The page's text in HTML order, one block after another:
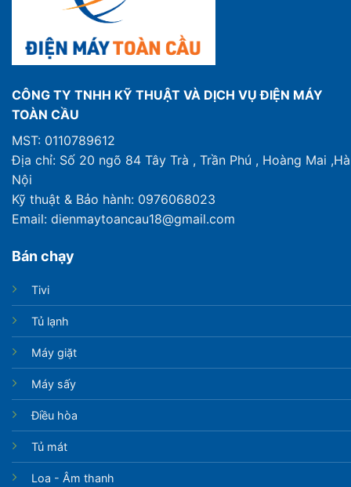
CÔNG TY TNHH KỸ THUẬT VÀ DỊCH VỤ ĐIỆN MÁY
TOÀN CẦU
MST: 0110789612
Địa chỉ: Số 20 ngõ 84 Tây Trà , Trần Phú , Hoàng Mai ,Hà
Nội
Kỹ thuật & Bảo hành: 0976068023
Email: dienmaytoancau18@gmail.com
Bán chạy
Tivi
Tủ lạnh
Máy giặt
Máy sấy
Điều hòa
Tủ mát
Loa - Âm thanh